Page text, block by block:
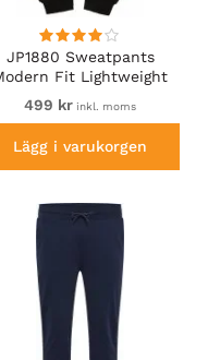
JP1880 Sweatpants
Fit Lightweight
Black
499 kr inkl. moms
Lägg i varukorgen